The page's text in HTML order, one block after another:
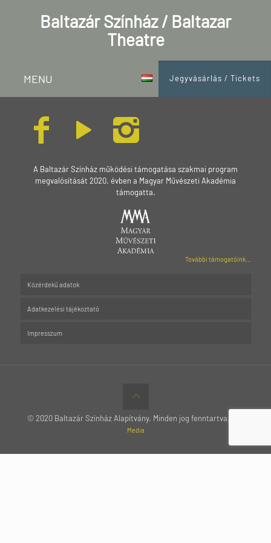
Baltazár Színház / Baltazar
Theatre
MENU Jegyvásárlás / Tickets
A Baltazár Színház működési támogatása szakmai program
megvalósítását 2020. évben a Magyar Művészeti Akadémia
támogatta.
További támogatóink...
Közérdekű adatok
Adatkezelési tájékoztató
Impresszum
© 2020 Baltazár Színház Alapítvány. Minden jog fenntartva.
Media